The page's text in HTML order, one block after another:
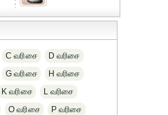
C வரிசை
D வரிசை
G வரிசை
H வரிசை
K வரிசை
L வரிசை
O வரிசை
P வரிசை